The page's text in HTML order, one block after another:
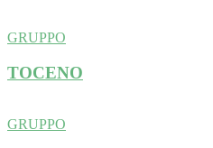
GRUPPO
TOCENO
GRUPPO